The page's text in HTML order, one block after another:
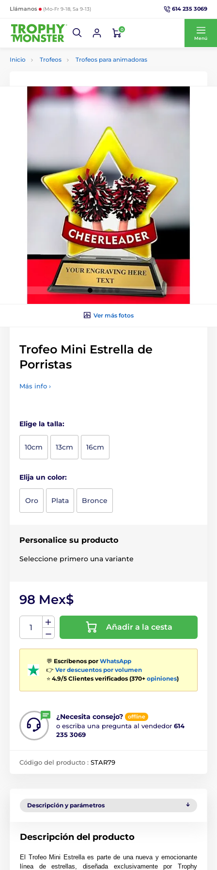
Llámanos (Mo-Fr 9-18, Sa 9-13) 614 235 3069
0
Menú
Inicio Trofeos Trofeos para animadoras
Ver más fotos
Trofeo Mini Estrella de
Porristas
Más info ›
Elige la talla:
10cm 13cm 16cm
Elija un color:
Oro Plata Bronce
Personalice su producto
Seleccione primero una variante
98 Mex$
Añadir a la cesta
💬 Escríbenos por WhatsApp
👉 Ver descuentos por volumen
⭐ 4.9/5 Clientes verificados (370+ opiniones)
¿Necesita consejo? offline
o escriba una pregunta al vendedor 614
235 3069
Código del producto : STAR79
Descripción y parámetros
Descripción del producto
El Trofeo Mini Estrella es parte de una nueva y emocionante
línea de estrellas, diseñada exclusivamente por Trophy